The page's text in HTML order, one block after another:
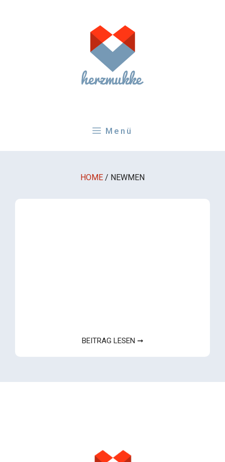
Menü
HOME / NEWMEN
BEITRAG LESEN ➞